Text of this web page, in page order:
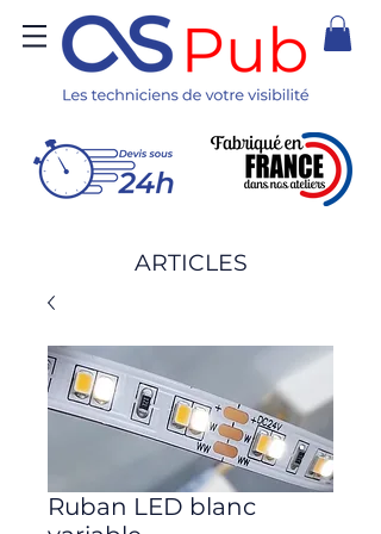
ARTICLES
Ruban LED blanc